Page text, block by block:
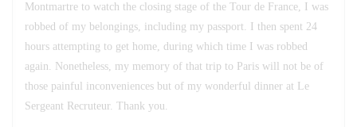
Montmartre to watch the closing stage of the Tour de France, I was
robbed of my belongings, including my passport. I then spent 24
hours attempting to get home, during which time I was robbed
again. Nonetheless, my memory of that trip to Paris will not be of
those painful inconveniences but of my wonderful dinner at Le
Sergeant Recruteur. Thank you.